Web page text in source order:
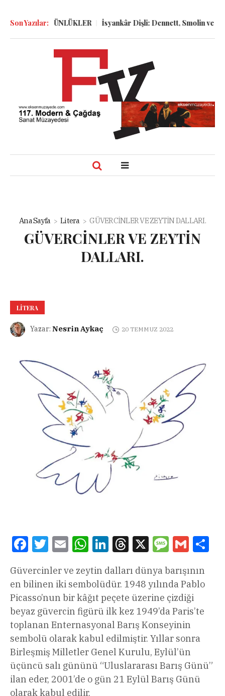
Son Yazılar:
ve GÜNLÜKLER İsyankâr Dişli: Dennett, Smolin ve
Ana Sayfa Litera GÜVERCİNLER VE ZEYTİN DALLARI.
GÜVERCİNLER VE ZEYTİN
DALLARI.
LITERA
Yazar: Nesrin Aykaç 20 TEMMUZ 2022
FacebookTwitterEmail WhatsAppLinkedInThreads
X Message
Gmail
Güvercinler ve zeytin dalları dünya barışının
en bilinen iki sembolüdür. 1948 yılında Pablo
Picasso’nun bir kâğıt peçete üzerine çizdiği
beyaz güvercin figürü ilk kez 1949’da Paris’te
toplanan Enternasyonal Barış Konseyinin
sembolü olarak kabul edilmiştir. Yıllar sonra
Birleşmiş Milletler Genel Kurulu, Eylül’ün
üçüncü salı gününü “Uluslararası Barış Günü”
ilan eder, 2001’de o gün 21 Eylül Barış Günü
olarak kabul edilir.